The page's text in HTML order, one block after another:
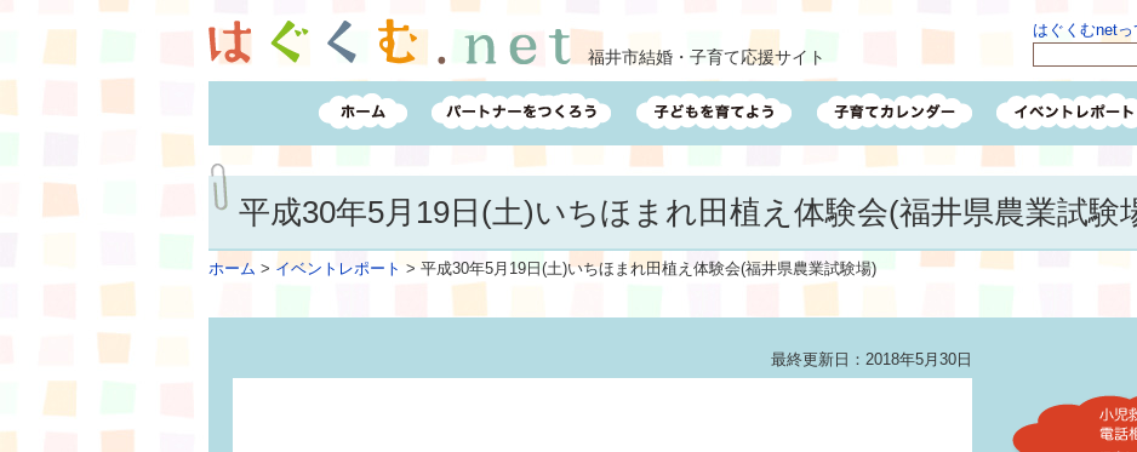
福井市結婚・子育て応援サイト
はぐくむnetっ
平成30年5月19日(土)いちほまれ田植え体験会(福井県農業試験
ホーム > イベントレポート > 平成30年5月19日(土)いちほまれ田植え体験会(福井県農業試験場)
最終更新日：2018年5月30日